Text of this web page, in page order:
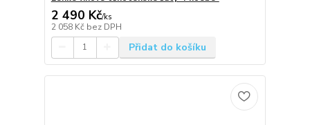
2 490 Kč/ks
2 058 Kč bez DPH
Přidat do košíku